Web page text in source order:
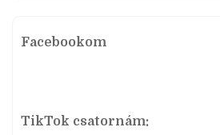
Facebookom
TikTok csatornám: